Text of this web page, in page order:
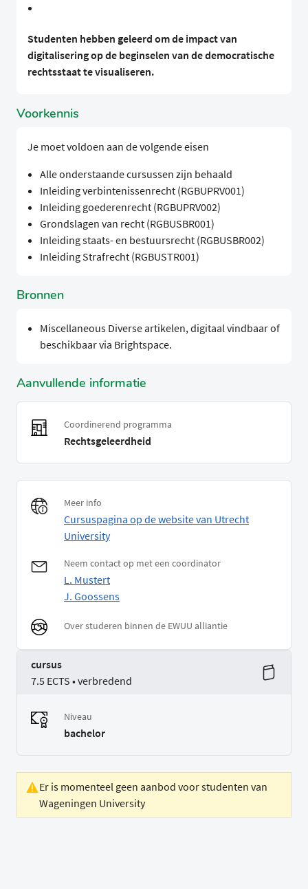
Studenten hebben geleerd om de impact van
digitalisering op de beginselen van de democratische
rechtsstaat te visualiseren.
Voorkennis
Je moet voldoen aan de volgende eisen
Alle onderstaande cursussen zijn behaald
Inleiding verbintenissenrecht (RGBUPRV001)
Inleiding goederenrecht (RGBUPRV002)
Grondslagen van recht (RGBUSBR001)
Inleiding staats- en bestuursrecht (RGBUSBR002)
Inleiding Strafrecht (RGBUSTR001)
Bronnen
Miscellaneous Diverse artikelen, digitaal vindbaar of
beschikbaar via Brightspace.
Aanvullende informatie
Coordinerend programma
Rechtsgeleerdheid
Meer info
Cursuspagina op de website van Utrecht
University
Neem contact op met een coordinator
L. Mustert
J. Goossens
Over studeren binnen de EWUU alliantie
cursus
7.5 ECTS • verbredend
Niveau
bachelor
Er is momenteel geen aanbod voor studenten van
Wageningen University